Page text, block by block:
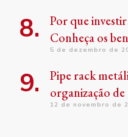
Por que
Conheça os
5 de dezembro de
Pipe rack
organização
12 de novembro de